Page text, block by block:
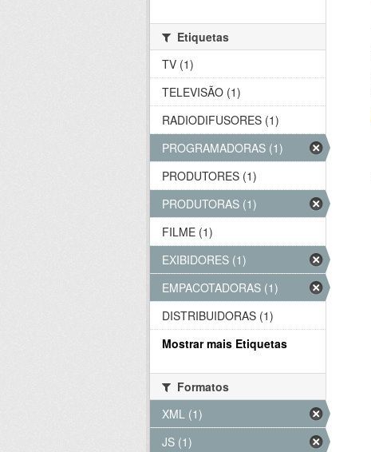
Etiquetas
TV (1)
TELEVISÃO (1)
RADIODIFUSORES (1)
PROGRAMADORAS (1)
PRODUTORES (1)
PRODUTORAS (1)
FILME (1)
EXIBIDORES (1)
EMPACOTADORAS (1)
DISTRIBUIDORAS (1)
Mostrar mais Etiquetas
Formatos
XML (1)
JS (1)